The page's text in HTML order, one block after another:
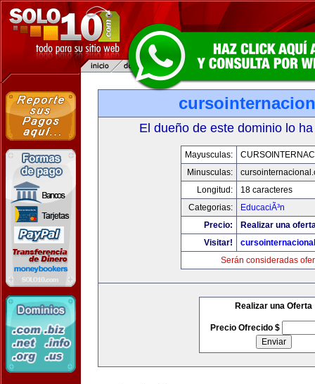
El dueño de este dominio lo
Mayusculas:
Minusculas:
Longitud:
18 caracteres
Categorias:
EducaciÃ³n
Precio:
Realizar una
Visitar!
Serán consideradas
Realizar una Oferta
Precio Ofrecido $